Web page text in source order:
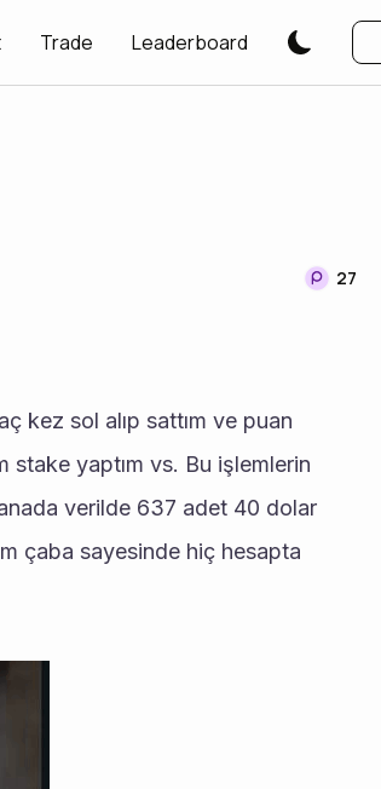
Trade Leaderboard
27
stake yaptım vs. Bu işlemlerin
verilde 637 adet 40 dolar
çaba sayesinde hiç hesapta